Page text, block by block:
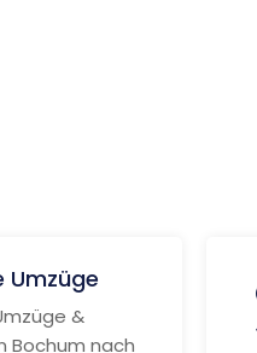
Umzüge
&
Bochum nach